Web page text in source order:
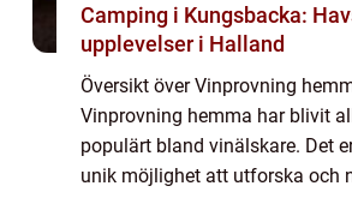
Camping i Kungsbacka:
upplevelser i Halland
Översikt över Vinprovning
Vinprovning hemma har blivit
populärt bland vinälskare. Det
unik möjlighet att utforska och